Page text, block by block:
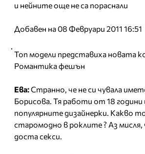
и нейните още не са пораснали
Добавен на 08 Февруари 2011 16:51
Топ модели представиха новата
Романтика фешън
Ева:Странно, че не си чувала
Борисова. Тя работи от 18 години
популярните дизайнерки. Какво
старомодно в роклите ? Аз мисля,
доста секси.